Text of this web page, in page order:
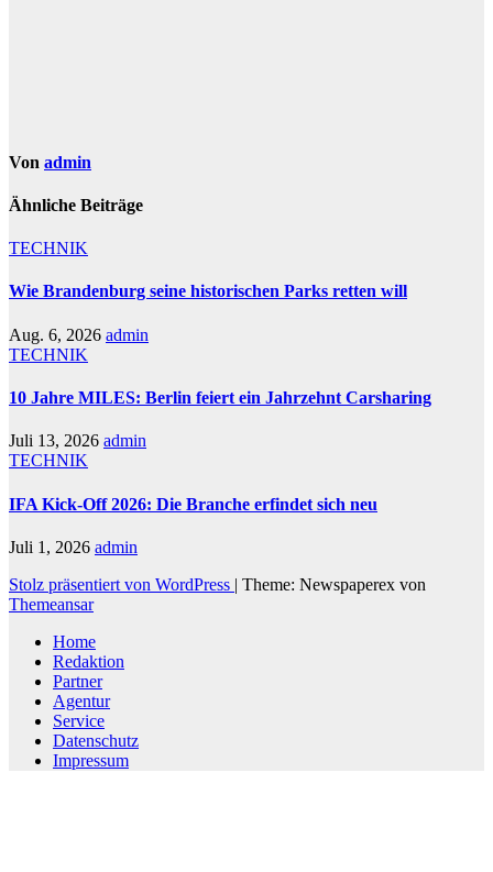
Von admin
Ähnliche Beiträge
TECHNIK
Wie Brandenburg seine historischen Parks retten will
Aug. 6, 2026 admin
TECHNIK
10 Jahre MILES: Berlin feiert ein Jahrzehnt Carsharing
Juli 13, 2026 admin
TECHNIK
IFA Kick-Off 2026: Die Branche erfindet sich neu
Juli 1, 2026 admin
Stolz präsentiert von WordPress | Theme: Newspaperex von
Themeansar
Home
Redaktion
Partner
Agentur
Service
Datenschutz
Impressum